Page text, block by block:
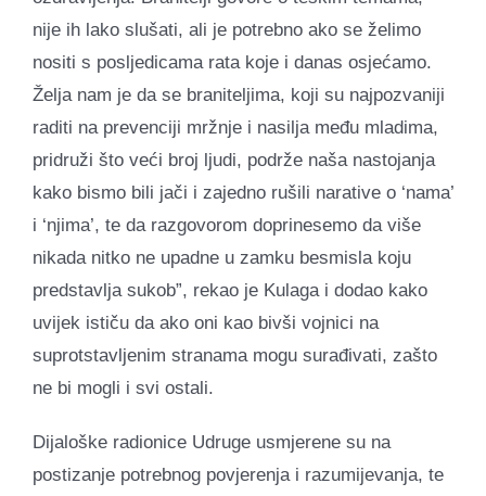
nije ih lako slušati, ali je potrebno ako se želimo
nositi s posljedicama rata koje i danas osjećamo.
Želja nam je da se braniteljima, koji su najpozvaniji
raditi na prevenciji mržnje i nasilja među mladima,
pridruži što veći broj ljudi, podrže naša nastojanja
kako bismo bili jači i zajedno rušili narative o ‘nama’
i ‘njima’, te da razgovorom doprinesemo da više
nikada nitko ne upadne u zamku besmisla koju
predstavlja sukob”, rekao je Kulaga i dodao kako
uvijek ističu da ako oni kao bivši vojnici na
suprotstavljenim stranama mogu surađivati, zašto
ne bi mogli i svi ostali.
Dijaloške radionice Udruge usmjerene su na
postizanje potrebnog povjerenja i razumijevanja, te